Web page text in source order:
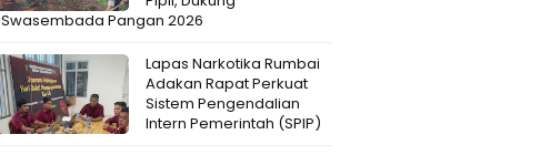
Swasembada Pangan 2026
Lapas Narkotika Rumbai
Adakan Rapat Perkuat
Sistem Pengendalian
Intern Pemerintah (SPIP)